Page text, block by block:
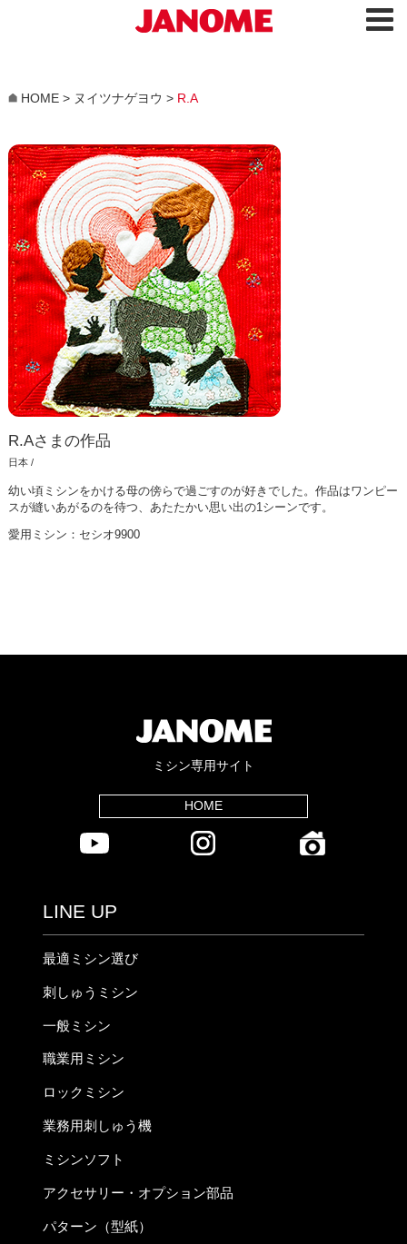
HOME> ヌイツナゲヨウ > R.A
R.Aさまの作品
日本 /
幼い頃ミシンをかける母の傍らで過ごすのが好きでした。作品はワンピー
スが縫いあがるのを待つ、あたたかい思い出の1シーンです。
愛用ミシン：セシオ9900
ミシン専用サイト
HOME
LINE UP
最適ミシン選び
刺しゅうミシン
一般ミシン
職業用ミシン
ロックミシン
業務用刺しゅう機
ミシンソフト
アクセサリー・オプション部品
パターン（型紙）